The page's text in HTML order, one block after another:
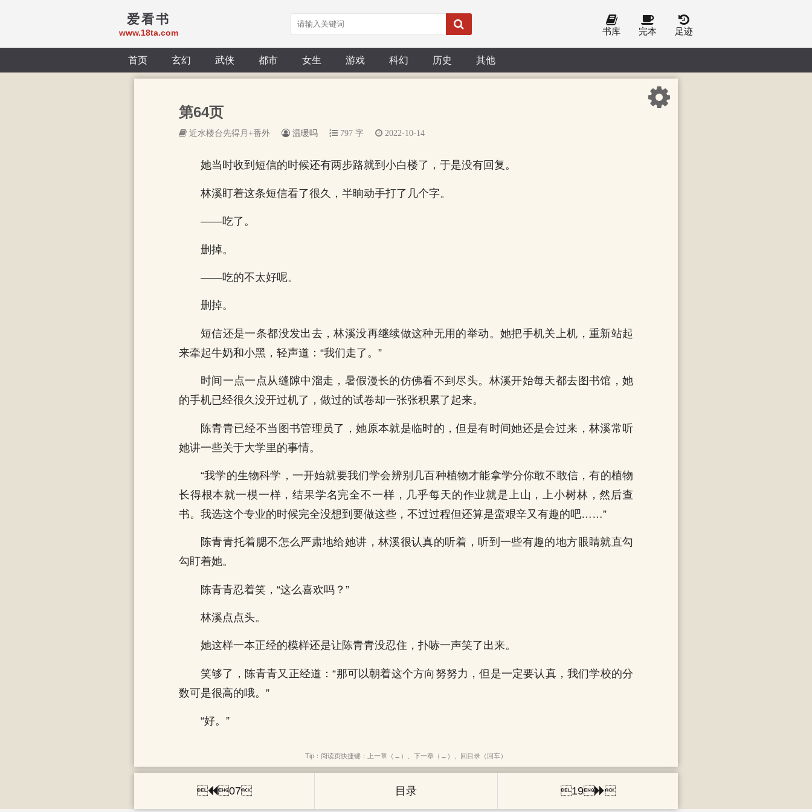
爱看书
www.18ta.com 书库 完本 足迹
首页 玄幻 武侠 都市 女生 游戏 科幻 历史 其他
第64页
近水楼台先得月+番外 温暖吗 797 字 2022-10-14
她当时收到短信的时候还有两步路就到小白楼了，于是没有回复。
林溪盯着这条短信看了很久，半晌动手打了几个字。
——吃了。
删掉。
——吃的不太好呢。
删掉。
短信还是一条都没发出去，林溪没再继续做这种无用的举动。她把手机关上机，重新站起
来牵起牛奶和小黑，轻声道：“我们走了。”
时间一点一点从缝隙中溜走，暑假漫长的仿佛看不到尽头。林溪开始每天都去图书馆，她
的手机已经很久没开过机了，做过的试卷却一张张积累了起来。
陈青青已经不当图书管理员了，她原本就是临时的，但是有时间她还是会过来，林溪常听
她讲一些关于大学里的事情。
“我学的生物科学，一开始就要我们学会辨别几百种植物才能拿学分你敢不敢信，有的植物
长得根本就一模一样，结果学名完全不一样，几乎每天的作业就是上山，上小树林，然后查
书。我选这个专业的时候完全没想到要做这些，不过过程但还算是蛮艰辛又有趣的吧……”
陈青青托着腮不怎么严肃地给她讲，林溪很认真的听着，听到一些有趣的地方眼睛就直勾
勾盯着她。
陈青青忍着笑，“这么喜欢吗？”
林溪点点头。
她这样一本正经的模样还是让陈青青没忍住，扑哧一声笑了出来。
笑够了，陈青青又正经道：“那可以朝着这个方向努努力，但是一定要认真，我们学校的分
数可是很高的哦。”
“好。”
Tip：阅读页快捷键：上一章（←）、下一章（→）、回目录（回车）
 07 目录 19 